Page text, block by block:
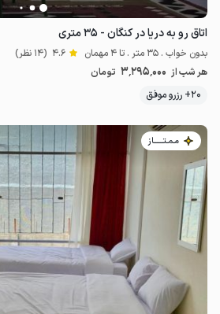
اتاق رو به دریا در کنگان - ۳۵ متری
بدون خواب . 35 متر . تا 4 مهمان 4.6 (14 نظر)
هر شب از 3٬295٬000 تومان
20+ رزرو موفق
مـمـتــــــاز